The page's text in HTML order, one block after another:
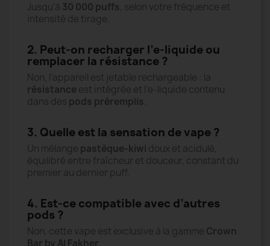
Jusqu’à 30 000 puffs, selon votre fréquence et
intensité de tirage.
2. Peut-on recharger l’e-liquide ou
remplacer la résistance ?
Non, l’appareil est jetable rechargeable : la
résistance est intégrée et l’e-liquide contenu
dans des pods préremplis
3. Quelle est la sensation de vape ?
Un mélange pastèque-kiwi doux et acidulé,
équilibré entre fraîcheur et douceur, constant du
premier au dernier puff.
4. Est-ce compatible avec d’autres
pods ?
Non, cette vape est exclusive à la gamme Crown
Bar by Al Fakher